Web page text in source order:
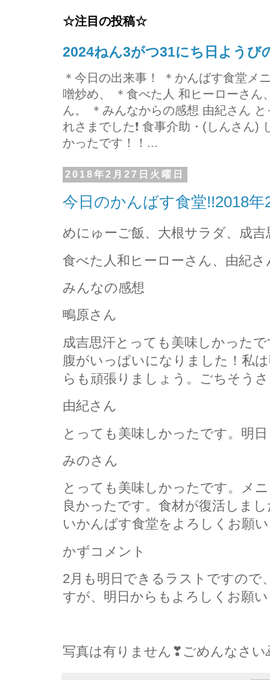
☆注目の投稿☆
2024ねん3がつ31にち日ようび
＊今日の出来事！ ＊かんばす食堂メ
噌炒め、 ＊食べた人 和ヒーローさん
ん。 ＊みんなからの感想 由紀さん
れさまでした❗ 食事介助・(しんさん)
かったです！！...
2018年2月27日火曜日
今日のかんばす食堂!!2018年
めにゅーご飯、大根サラダ、成吉
食べた人和ヒーローさん、由紀
みんなの感想
鴫原さん
成吉思汗とっても美味しかった
腹がいっぱいになりました！私
らも頑張りましょう。ごちそう
由紀さん
とっても美味しかったです。明
みのさん
とっても美味しかったです。メ
良かったです。食材が復活しま
いかんばす食堂をよろしくお願
かずコメント
2月も明日できるラストですので
すが、明日からもよろしくお願
写真は有りません❣ごめんなさい